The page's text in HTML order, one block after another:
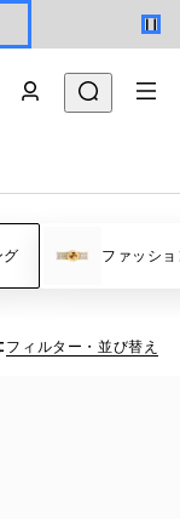
グ ファッシ
フィルター・並び替え